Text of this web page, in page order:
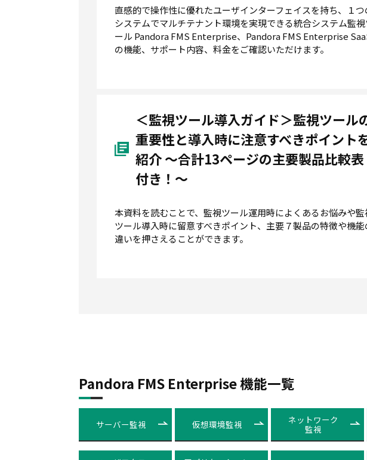
直感的で操作性に優れたユーザインターフェイスを持ち、１つ
システムでマルチテナント環境を実現できる統合システム監視
ール Pandora FMS Enterprise、Pandora FMS Enterprise
の機能、サポート内容、料金をご確認いただけます。
＜監視ツール導入ガイド＞監視ツール
重要性と導入時に注意すべきポイント
紹介 〜合計13ページの主要製品比較表
付き！〜
本資料を読むことで、監視ツール運用時によくあるお悩みや監
ツール導入時に留意すべきポイント、主要７製品の特徴や機能
違いを押さえることができます。
Pandora FMS Enterprise 機能一覧
サーバー監視 仮想環境監視
ネットワーク
監視